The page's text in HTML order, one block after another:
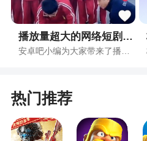
播放量超大的网络短剧app合集
热门推荐